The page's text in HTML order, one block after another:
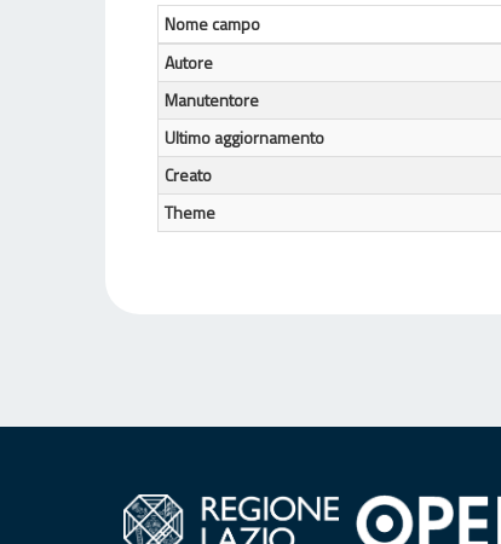
Nome campo
Autore
Manutentore
Ultimo aggiornamento
Creato
Theme